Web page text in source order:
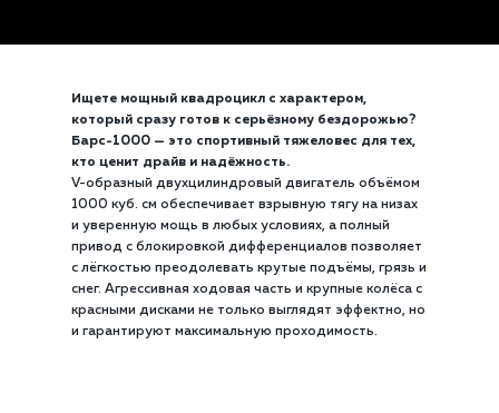
Ищете мощный квадроцикл с характером,
который сразу готов к серьёзному бездорожью?
Барс-1000 — это спортивный тяжеловес для тех,
кто ценит драйв и надёжность.
V-образный двухцилиндровый двигатель объёмом
1000 куб. см обеспечивает взрывную тягу на низах
и уверенную мощь в любых условиях, а полный
привод с блокировкой дифференциалов позволяет
с лёгкостью преодолевать крутые подъёмы, грязь и
снег. Агрессивная ходовая часть и крупные колёса с
красными дисками не только выглядят эффектно, но
и гарантируют максимальную проходимость.